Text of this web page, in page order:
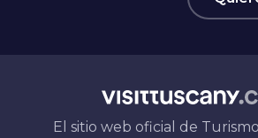
El sitio web oficial de